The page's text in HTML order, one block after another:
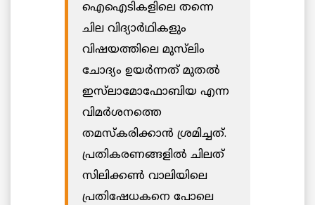
ഐഐടികളിലെ തന്നെ
ചില വിദ്യാർഥികളും
വിഷയത്തിലെ മുസ്‌ലിം
ചോദ്യം ഉയർന്നത് മുതൽ
ഇസ്‌ലാമോഫോബിയ എന്ന
വിമർശനത്തെ
തമസ്കരിക്കാൻ ശ്രമിച്ചത്.
പ്രതികരണങ്ങളിൽ ചിലത്
സിലിക്കൺ വാലിയിലെ
പ്രതിഷേധകനെ പോലെ